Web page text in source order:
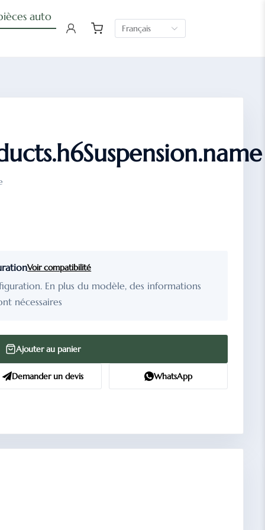
auto
Français
Voir compatibilité
En plus du modèle, des informations
nécessaires
Ajouter au panier
Demander un devis WhatsApp